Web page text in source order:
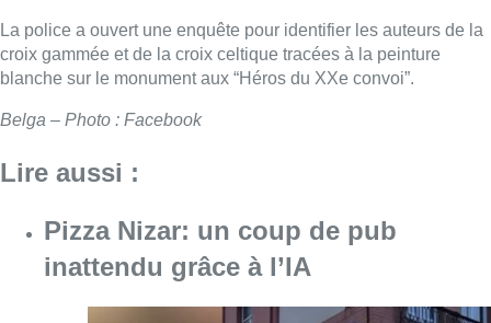
La police a ouvert une enquête pour identifier les auteurs de la
croix gammée et de la croix celtique tracées à la peinture
blanche sur le monument aux “Héros du XXe convoi”.
Belga – Photo : Facebook
Lire aussi :
Pizza Nizar: un coup de pub
inattendu grâce à l’IA